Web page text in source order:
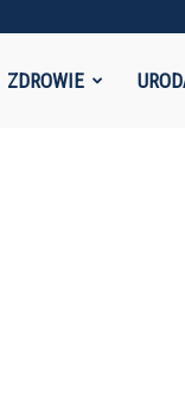
ZDROWIE